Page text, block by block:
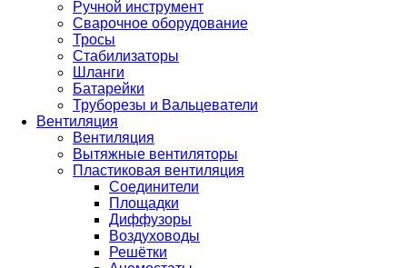
Ручной инструмент
Сварочное оборудование
Тросы
Стабилизаторы
Шланги
Батарейки
Труборезы и Вальцеватели
Вентиляция
Вентиляция
Вытяжные вентиляторы
Пластиковая вентиляция
Соединители
Площадки
Диффузоры
Воздуховоды
Решётки